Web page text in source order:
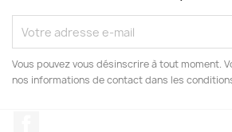
Vous pouvez vous désinscrire à tout moment.
nos informations de contact dans les